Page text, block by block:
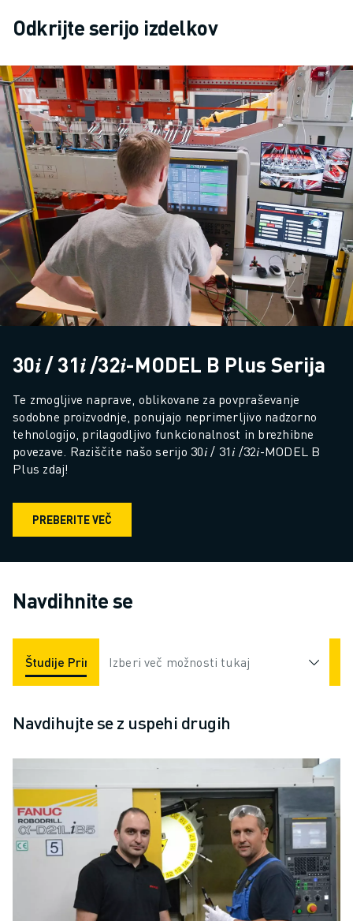
Odkrijte serijo izdelkov
30𝑖 / 31𝑖 /32𝑖-MODEL B Plus Serija
Te zmogljive naprave, oblikovane za povpraševanje
sodobne proizvodnje, ponujajo neprimerljivo nadzorno
tehnologijo, prilagodljivo funkcionalnost in brezhibne
povezave. Raziščite našo serijo 30𝑖 / 31𝑖 /32𝑖-MODEL B
Plus zdaj!
PREBERITE VEČ
Navdihnite se
Študije Primerov Industrije
Izberi več možnosti tukaj
Navdihujte se z uspehi drugih